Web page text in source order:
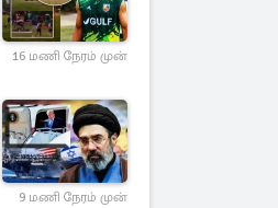
16 மணி நேரம் முன்
9 மணி நேரம் முன்